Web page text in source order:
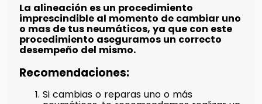
La alineación es un procedimiento
imprescindible al momento de cambiar uno
o mas de tus neumáticos, ya que con este
procedimiento aseguramos un correcto
desempeño del mismo.
Recomendaciones:
Si cambias o reparas uno o más